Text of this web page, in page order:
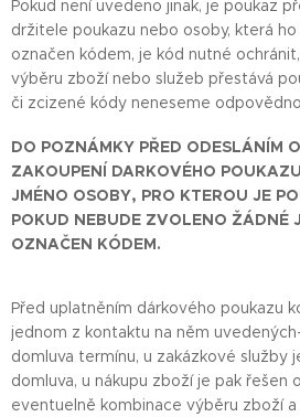
Pokud není uvedeno jinak, je poukaz
držitele poukazu nebo osoby, která
označen kódem, je kód nutné
výběru zboží nebo služeb přestává
či zcizené kódy neneseme
DO POZNÁMKY PŘED ODESLÁNÍM
ZAKOUPENÍ DARKOVÉHO
JMÉNO OSOBY, PRO KTEROU JE
POKUD NEBUDE ZVOLENO ŽÁDNÉ
OZNAČEN KÓDEM.
Před uplatněním dárkového poukazu
jednom z kontaktu na něm
domluva termínu, u zakázkové služby
domluva, u nákupu zboží je pak řešen
eventuelně kombinace výběru zboží a